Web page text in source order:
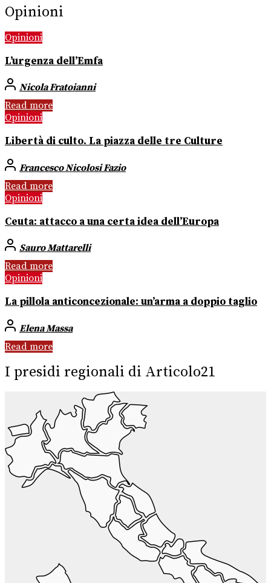
Opinioni
Opinioni
L’urgenza dell’Emfa
Nicola Fratoianni
Read more
Opinioni
Libertà di culto. La piazza delle tre Culture
Francesco Nicolosi Fazio
Read more
Opinioni
Ceuta: attacco a una certa idea dell’Europa
Sauro Mattarelli
Read more
Opinioni
La pillola anticoncezionale: un’arma a doppio taglio
Elena Massa
Read more
I presidi regionali di Articolo21